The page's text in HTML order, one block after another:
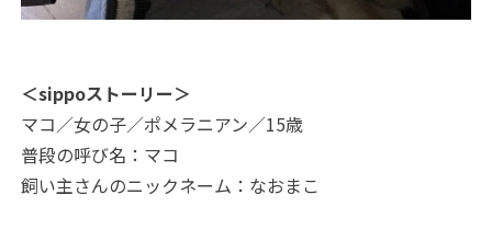
＜sippoストーリー＞
マコ／女の子／ポメラニアン／15歳
普段の呼び名：マコ
飼い主さんのニックネーム：なおまこ